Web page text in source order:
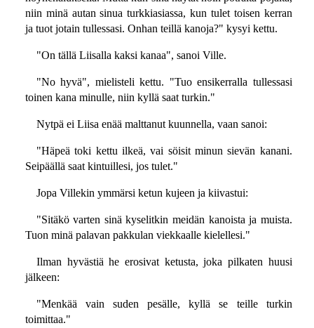
niin minä autan sinua turkkiasiassa, kun tulet toisen kerran
ja tuot jotain tullessasi. Onhan teillä kanoja?" kysyi kettu.
"On tällä Liisalla kaksi kanaa", sanoi Ville.
"No hyvä", mielisteli kettu. "Tuo ensikerralla tullessasi
toinen kana minulle, niin kyllä saat turkin."
Nytpä ei Liisa enää malttanut kuunnella, vaan sanoi:
"Häpeä toki kettu ilkeä, vai söisit minun sievän kanani.
Seipäällä saat kintuillesi, jos tulet."
Jopa Villekin ymmärsi ketun kujeen ja kiivastui:
"Sitäkö varten sinä kyselitkin meidän kanoista ja muista.
Tuon minä palavan pakkulan viekkaalle kielellesi."
Ilman hyvästiä he erosivat ketusta, joka pilkaten huusi
jälkeen:
"Menkää vain suden pesälle, kyllä se teille turkin
toimittaa."